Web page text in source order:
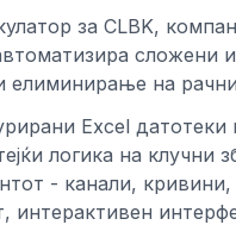
за CLBK,
сложени
елиминирање на
Excel
логика на
- канали,
интерактивен